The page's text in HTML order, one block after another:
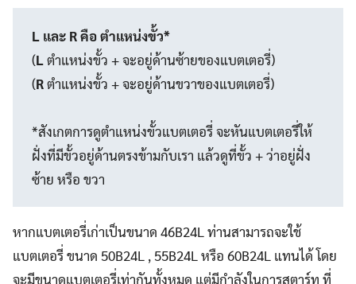
L และ Rคือ ตำแหน่งขั้ว*
(Lตำแหน่งขั้ว + จะอยู่ด้านซ้ายของแบตเตอรี่)
(Rตำแหน่งขั้ว + จะอยู่ด้านขวาของแบตเตอรี่)
*สังเกตการดูตำแหน่งขั้วแบตเตอรี่ จะหันแบตเตอรี่ให้
ฝั่งที่มีขั้วอยู่ด้านตรงข้ามกับเรา แล้วดูที่ขั้ว + ว่าอยู่ฝั่ง
ซ้าย หรือ ขวา
หากแบตเตอรี่เก่าเป็นขนาด 46B24L ท่านสามารถจะใช้
แบตเตอรี่ ขนาด 50B24L , 55B24L หรือ 60B24L แทนได้ โดย
จะมีขนาดแบตเตอรี่เท่ากันทั้งหมด แต่มีกำลังในการสตาร์ท ที่